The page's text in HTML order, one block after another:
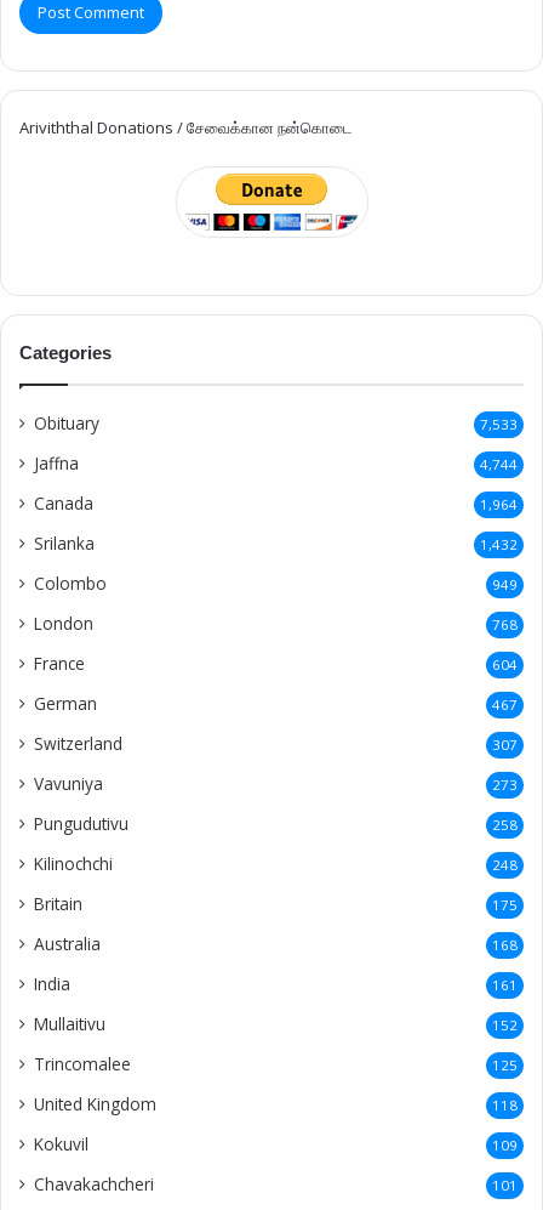
Ariviththal Donations / சேவைக்கான நன்கொடை
Categories
Obituary 7,533
Jaffna 4,744
Canada 1,964
Srilanka 1,432
Colombo 949
London 768
France 604
German 467
Switzerland 307
Vavuniya 273
Pungudutivu 258
Kilinochchi 248
Britain 175
Australia 168
India 161
Mullaitivu 152
Trincomalee 125
United Kingdom 118
Kokuvil 109
Chavakachcheri 101